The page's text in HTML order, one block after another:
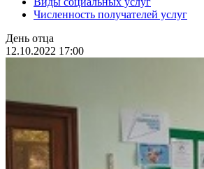
Численность получателей услуг
День отца
12.10.2022 17:00